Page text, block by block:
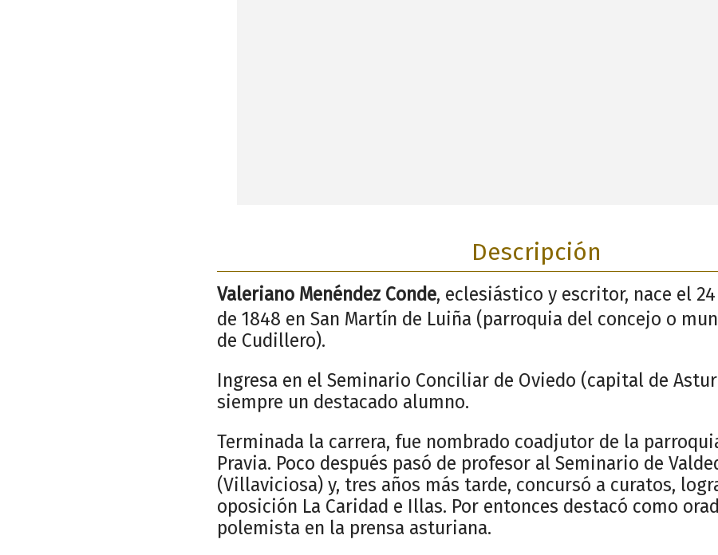
Descripción
Valeriano Menéndez Conde, eclesiástico y escritor, nace el
de 1848 en San Martín de Luiña (parroquia del concejo o
de Cudillero).
Ingresa en el Seminario Conciliar de Oviedo (capital de
siempre un destacado alumno.
Terminada la carrera, fue nombrado coadjutor de la
Pravia. Poco después pasó de profesor al Seminario de
(Villaviciosa) y, tres años más tarde, concursó a curatos,
oposición La Caridad e Illas. Por entonces destacó como
polemista en la prensa asturiana.